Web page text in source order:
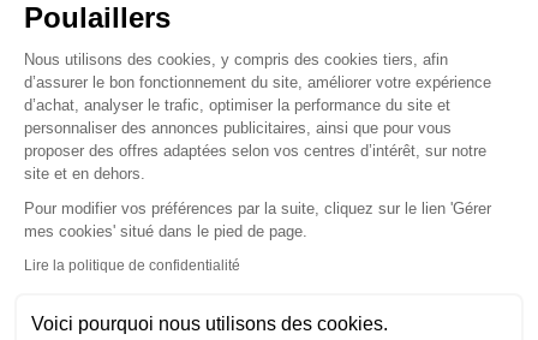
Poulaillers
Plateforme de Gestion du
Nous utilisons des cookies, y compris des cookies tiers, afin
d’assurer le bon fonctionnement du site, améliorer votre expérience
d’achat, analyser le trafic, optimiser la performance du site et
personnaliser des annonces publicitaires, ainsi que pour vous
proposer des offres adaptées selon vos centres d’intérêt, sur notre
site et en dehors.
Pour modifier vos préférences par la suite, cliquez sur le lien 'Gérer
mes cookies' situé dans le pied de page.
Lire la politique de confidentialité
Voici pourquoi nous utilisons des cookies.
Axeptio consent
Posez-nous vos questions
Ces produits peuvent vous
intéresser